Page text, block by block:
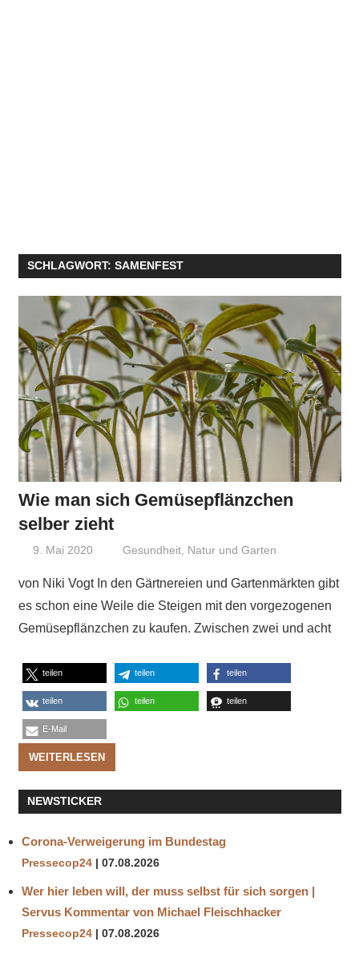
SCHLAGWORT: SAMENFEST
Wie man sich Gemüsepflänzchen
selber zieht
9. Mai 2020 Niki Vogt
Gesundheit Natur und Garten
von Niki Vogt In den Gärtnereien und Gartenmärkten gibt
es schon eine Weile die Steigen mit den vorgezogenen
Gemüsepflänzchen zu kaufen. Zwischen zwei und acht
teilen teilen teilen
teilen teilen teilen
E-Mail
WEITERLESEN
NEWSTICKER
Corona-Verweigerung im Bundestag
Pressecop24 07.08.2026
Wer hier leben will, der muss selbst für sich sorgen |
Servus Kommentar von Michael Fleischhacker
Pressecop24 07.08.2026